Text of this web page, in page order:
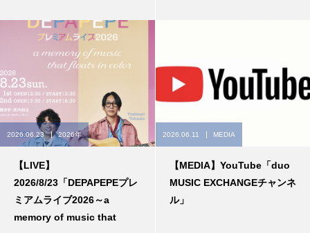
2026.06.23 2026年
【LIVE】
2026/8/23「DEPAPEPEプレ
ミアムライブ2026～a
memory of music that
2026.06.11 MEDIA
【MEDIA】YouTube「duo
MUSIC EXCHANGEチャンネ
ル」